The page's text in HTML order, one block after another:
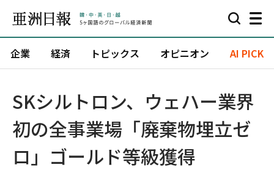
企業 経済 トピックス オピニオン AI PICK
​SKシルトロン、ウェハー業界
初の全事業場「廃棄物埋立ゼ
ロ」ゴールド等級獲得